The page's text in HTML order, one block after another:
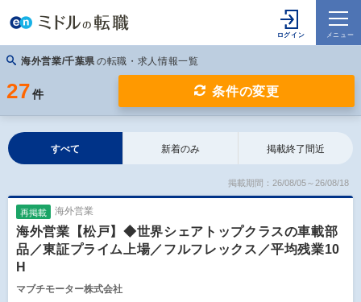
海外営業/千葉県 の転職・求人情報一覧
27 件 条件の変更
すべて 新着のみ 掲載終了間近
掲載期間：26/08/05～26/08/18
再掲載 海外営業
海外営業【松戸】◆世界シェアトップクラスの車載部
品／東証プライム上場／フルフレックス／平均残業10
H
マブチモーター株式会社